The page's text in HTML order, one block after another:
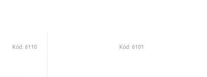
Kód:6110 Kód: 6101